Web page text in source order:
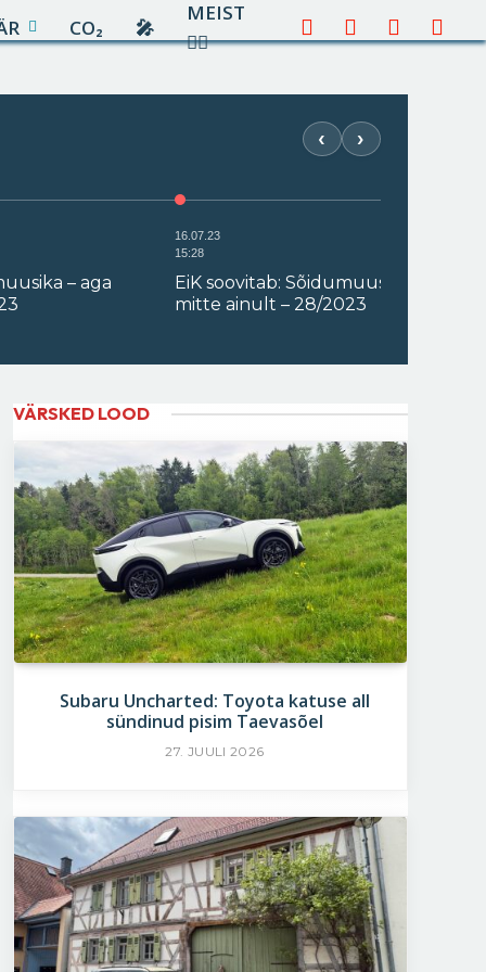
CO₂ 🎤︎︎
MEIST
✍🏻
Facebook
X
Instagram
‹ ›
– aga
16.07.23
15:28
EiK soovitab: Sõidumuusika – aga
mitte ainult – 28/2023
VÄRSKED LOOD
Subaru Uncharted: Toyota katuse all
sündinud pisim Taevasõel
27. JUULI 2026